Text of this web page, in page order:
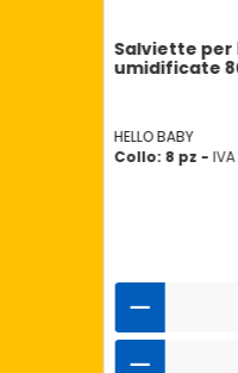
Salviette
umidificate
HELLO BABY
Collo: 8 pz -